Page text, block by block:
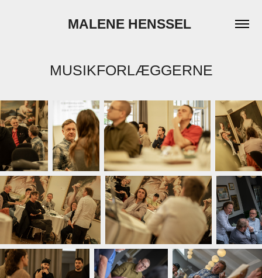
MALENE HENSSEL
MUSIKFORLÆGGERNE